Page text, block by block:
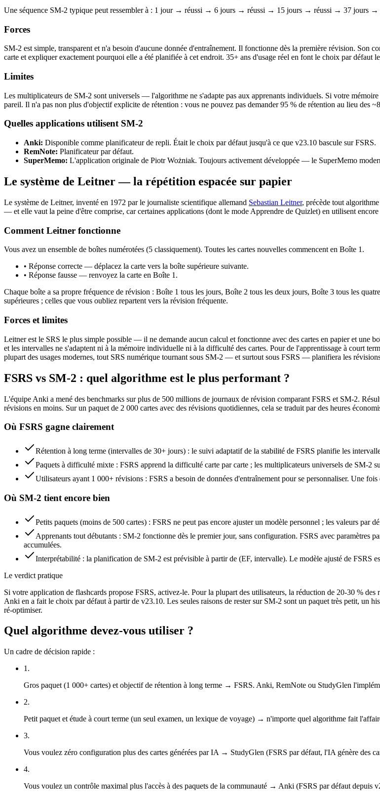
Une séquence SM-2 typique peut ressembler à : 1 jour → réussi → 6 jours → réussi → 15 jours → réussi → 37 jours
Forces
SM-2 est simple, transparent et n'a besoin d'aucune donnée d'entraînement. Il fonctionne dès la première révision.
carte et expliquer exactement pourquoi elle a été planifiée à cet endroit. 35+ ans d'usage réel en font le choix par défaut
Limites
Les multiplicateurs de SM-2 sont universels — l'algorithme ne s'adapte pas aux apprenants individuels. Si votre
pareil. Il n'a pas non plus d'objectif explicite de rétention : vous ne pouvez pas demander 95 % de rétention au lieu des
Quelles applications utilisent SM-2
Anki: Disponible comme planificateur de repli. Était le choix par défaut jusqu'à ce que v23.10 bascule sur FSRS.
RemNote: Planificateur par défaut.
SuperMemo: L'application originale de Piotr Wożniak. Toujours activement développée — le SuperMemo
Le système de Leitner — la répétition espacée sur papier
Le système de Leitner, inventé en 1972 par le journaliste scientifique allemand Sebastian Leitner, précède tout
— et elle vaut la peine d'être comprise, car certaines applications (dont le mode Apprendre de Quizlet) en utilisent
Comment Leitner fonctionne
Vous avez un ensemble de boîtes numérotées (5 classiquement). Toutes les cartes nouvelles commencent en Boîte 1.
• Réponse correcte — déplacez la carte vers la boîte supérieure suivante.
• Réponse fausse — renvoyez la carte en Boîte 1.
Chaque boîte a sa propre fréquence de révision : Boîte 1 tous les jours, Boîte 2 tous les deux jours, Boîte 3 tous les
supérieures ; celles que vous oubliez repartent vers la révision fréquente.
Forces et limites
Leitner est le SRS le plus simple possible — il ne demande aucun calcul et fonctionne avec des cartes en papier et une
et les intervalles ne s'adaptent ni à la mémoire individuelle ni à la difficulté des cartes. Pour de l'apprentissage à court
plupart des usages modernes, tout SRS numérique tournant sous SM-2 — et surtout sous FSRS — planifiera les
FSRS vs SM-2 : quel algorithme est le plus performant ?
L'équipe Anki a mené des benchmarks sur plus de 500 millions de journaux de révision comparant FSRS et SM-2.
révisions en moins. Sur un paquet de 2 000 cartes avec des révisions quotidiennes, cela se traduit par des heures
Où FSRS gagne clairement
Rétention à long terme (intervalles de 30+ jours) : le suivi adaptatif de la stabilité de FSRS planifie les
Paquets à difficulté mixte : FSRS apprend la difficulté carte par carte ; les multiplicateurs universels de SM-2
Utilisateurs ayant 1 000+ révisions : FSRS a besoin de données d'entraînement pour se personnaliser. Une
Où SM-2 tient encore bien
Petits paquets (moins de 500 cartes) : FSRS ne peut pas encore ajuster un modèle personnel ; les valeurs par
Apprenants tout débutants : SM-2 fonctionne dès le premier jour, sans configuration. FSRS avec paramètres
accumulées.
Interprétabilité : la planification de SM-2 est prévisible à partir de (EF, intervalle). Le modèle ajusté de FSRS
Le verdict pratique
Si votre application de flashcards propose FSRS, activez-le. Pour la plupart des utilisateurs, la réduction de 20-30 %
Anki en a fait le choix par défaut à partir de v23.10. Les seules raisons de rester sur SM-2 sont un paquet très petit, un
ré-optimiser.
Quel algorithme devez-vous utiliser ?
Un cadre de décision rapide :
1 .
Gros paquet (1 000+ cartes) et objectif de rétention à long terme → FSRS. Anki, RemNote ou StudyGlen
2.
Petit paquet et étude à court terme (un seul examen, un lexique de voyage) → n'importe quel algorithme fait
3.
Vous voulez zéro configuration plus des cartes générées par IA → StudyGlen (FSRS par défaut, l'IA génère des
4.
Vous voulez un contrôle maximal plus l'accès à des paquets de la communauté → Anki (FSRS par défaut depuis